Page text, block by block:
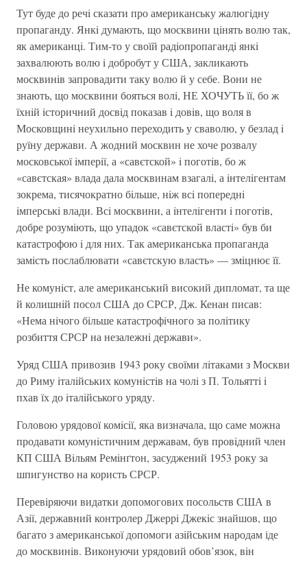
Тут буде до речi сказати про американську жалюгiдну
пропаганду. Янкi думають, що москвини цiнять волю так,
як американцi. Тим-то у своїй радiопропагандi янкi
захвалюють волю i добробут у США, закликають
москвинiв запровадити таку волю й у себе. Вони не
знають, що москвини бояться волi, НЕ ХОЧУТЬ її, бо ж
їхнiй iсторичний досвiд показав i довiв, що воля в
Московщинi неухильно переходить у сваволю, у безлад i
руїну держави. А жодний москвин не хоче розвалу
московської iмперiї, а «савєтской» i поготiв, бо ж
«савєтская» влада дала москвинам взагалi, а iнтелiгентам
зокрема, тисячократно бiльше, нiж всi попереднi
iмперськi влади. Всi москвини, а iнтелiгенти i поготiв,
добре розумiють, що упадок «савєтской властi» був би
катастрофою i для них. Так американська пропаганда
замiсть послаблювати «савєтскую власть» — змiцнює її.
Не комунiст, але американський високий дипломат, та ще
й колишнiй посол США до СРСР, Дж. Кенан писав:
«Нема нiчого бiльше катастрофiчного за полiтику
розбиття СРСР на незалежнi держави».
Уряд США привозив 1943 року своїми лiтаками з Москви
до Риму iталiйських комунiстiв на чолi з П. Тольяттi i
пхав їх до iталiйського уряду.
Головою урядової комiсiї, яка визначала, що саме можна
продавати комунiстичним державам, був провiдний член
КП США Вiльям Ремiнґтон, засуджений 1953 року за
шпигунство на користь СРСР.
Перевiряючи видатки допомогових посольств США в
Азiї, державний контролер Джеррi Джекiс знайшов, що
багато з американської допомоги азiйським народам іде
до москвинiв. Виконуючи урядовий обов’язок, вiн